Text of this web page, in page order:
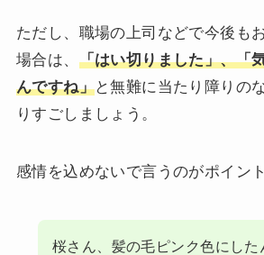
ただし、職場の上司などで今後も
場合は、 「はい切りました」、「
んですね」と無難に当たり障りの
りすごしましょう。
感情を込めないで言うのがポイント
桜さん、髪の毛ピンク色にした